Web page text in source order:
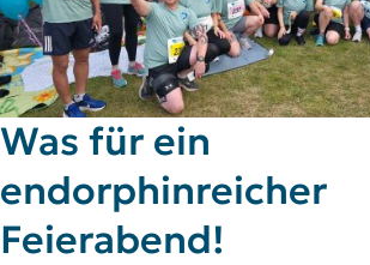
Was für ein
endorphinreicher
Feierabend!